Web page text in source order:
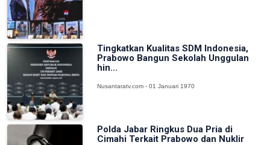
Tingkatkan Kualitas SDM Indonesia,
Prabowo Bangun Sekolah Unggulan
hin...
Nusantaratv.com - 01 Januari 1970
Polda Jabar Ringkus Dua Pria di
Cimahi Terkait Prabowo dan Nuklir